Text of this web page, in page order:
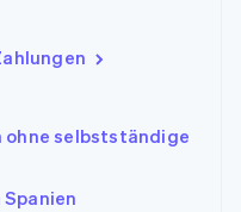
ohne selbstständige